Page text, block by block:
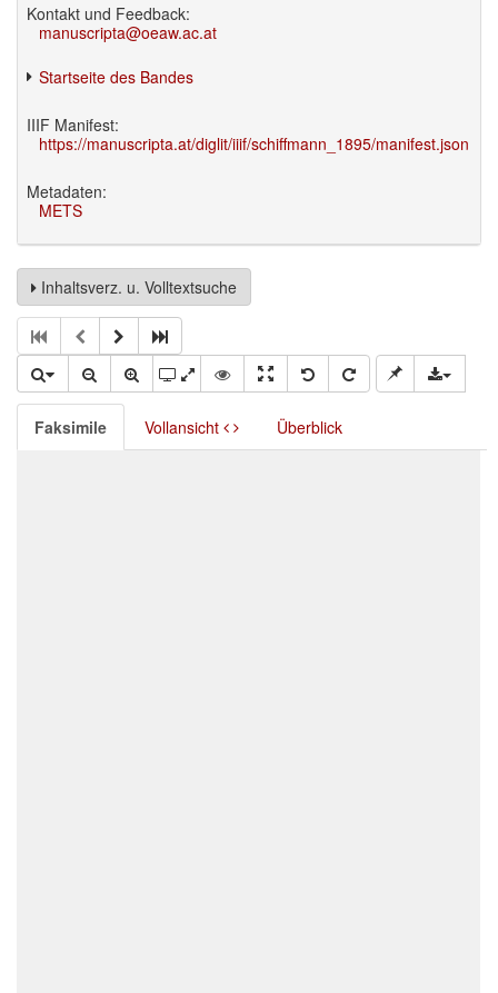
Kontakt und Feedback:
manuscripta@oeaw.ac.at
Startseite des Bandes
IIIF Manifest:
https://manuscripta.at/diglit/iiif/schiffmann_1895/manifest.json
Metadaten:
METS
Inhaltsverz. u. Volltextsuche
Faksimile Vollansicht Überblick